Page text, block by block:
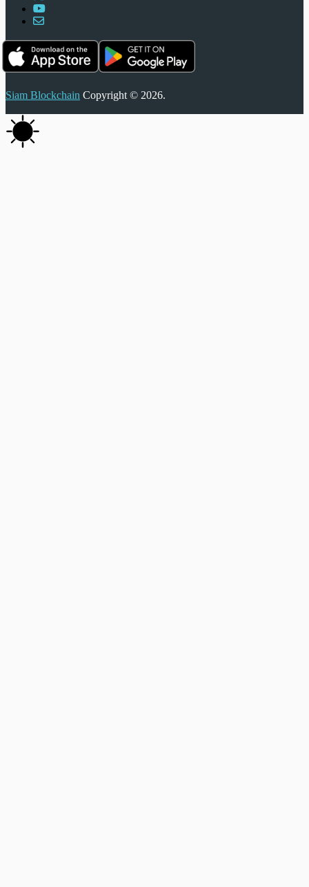
Siam Blockchain Copyright © 2026.